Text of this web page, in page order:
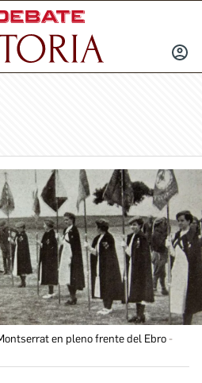
INICIAR
en pleno frente del Ebro